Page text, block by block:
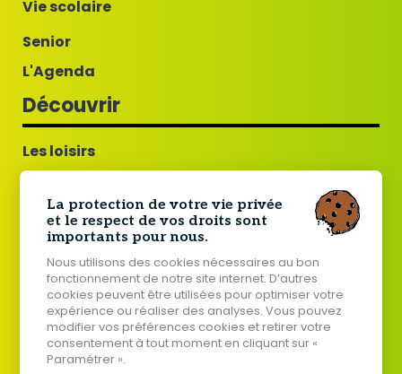
Vie scolaire
Senior
L'Agenda
Découvrir
Les loisirs
Tourisme
Histoire de Guillac
Jumelage Guillac - Tard
Votre mairie
La protection de votre vie privée
et le respect de vos droits sont
importants pour nous.
Nous utilisons des cookies nécessaires au bon
fonctionnement de notre site internet. D’autres
cookies peuvent être utilisées pour optimiser votre
expérience ou réaliser des analyses. Vous pouvez
modifier vos préférences cookies et retirer votre
consentement à tout moment en cliquant sur «
Paramétrer ».